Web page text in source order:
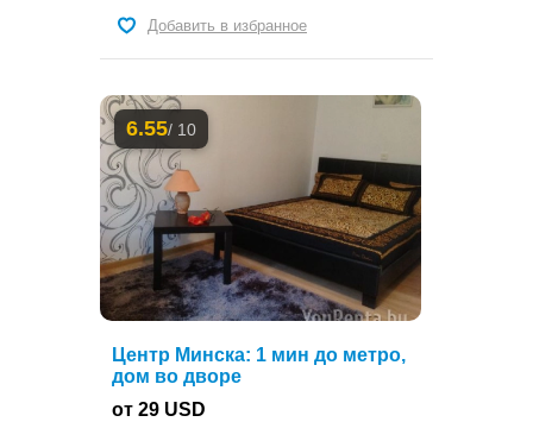
Добавить в избранное
6.55/ 10
Центр Минска: 1 мин до метро,
дом во дворе
от 29 USD